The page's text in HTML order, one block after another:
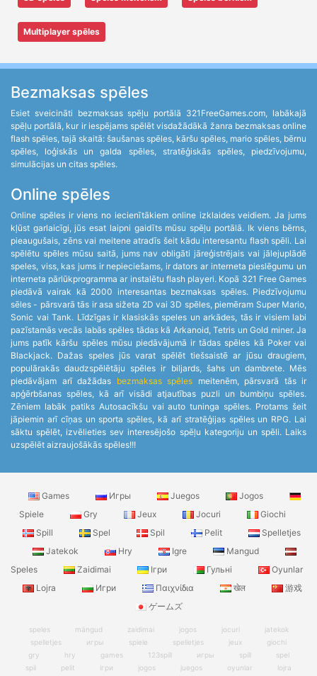
Multiplayer spēles
Bezmaksas spēles
Esiet sveicināti bezmaksas spēļu portālā 321FreeGames.com, labākajā
spēļu portālā, kur ir iespējams spēlēt visdažādākā žanra bezmaksas online
flash spēles, tajā skaitā: šaušanas spēles, kāršu spēles, mario spēles, bērnu
spēles, loģiskās un galda spēles, stratēģiskās spēles, piedzīvojumu,
simulācijas un citas spēles.
Online spēles
Online spēles ir viens no iecienītākiem online izklaides veidiem. Ja jums
kļūst garlaicīgi, jūs esat laipni gaidīts mūsu spēļu portālā. Ik viens bērns,
pieaugušais, zēns vai meitene atradīs šeit kādu interesantu flash spēli. Lai
spēlētu spēles mūsu saitā, jums nav obligāti jāreģistrējais vai jālejuplādē
speles, viss, kas jums ir nepieciešams, ir dators ar interneta pieslēgumu un
interneta pārlūkprogramma ar instalētu flash playeri. Kopā 321 Free Games
piedāvā vairak kā 2000 interesantas bezmaksas spēles. Piedzīvojumu
sēles - pārsvarā tās ir asa sižeta 2D vai 3D spēles, piemēram Super Mario,
Sonic vai Tank. Līdzīgas ir klasiskās speles un arkādes, tās ir visiem labi
pazīstamās vecās labās spēles tādas kā Arkanoid, Tetris un Gold miner. Ja
jums patīk kāršu spēles mūsu piedāvājumā ir tādas spēles kā Poker vai
Blackjack. Dažas speles jūs varat spēlēt tiešsaistē ar jūsu draugiem,
populārakās daudzspēlētāju spēles ir biljards, šahs un dambrete. Mēs
piedāvājam arī dažādas bezmaksas spēles meitenēm, pārsvarā tās ir
apģērbšanas spēles, kā arī visādi atjautības puzli un bumbiņu spēles.
Zēniem labāk patiks Autosacīkšu vai auto tuninga spēles. Protams šeit
jāpiemin arī cīņas un sporta spēles, kā arī stratēģijas spēles un RPG. Lai
sāktu spēlēt, izvēlieties sev interesējošo spēļu kategoriju un spēli. Laiks
uzspēlēt aizraujošākās spēles!!!
Games Игры Juegos
Jogos
Spiele
Gry Jeux Jocuri
Giochi
Spill
Spel Spil Pelit
Spelletjes
Jatekok
Hry Igre
Mangud
Speles
Zaidimai Ігри Гульні
Oyunlar
Lojra
Игри Παιχνίδια खेल
游戏
ゲームズ
speles mängud zaidimai jogos jocuri
jatekok
spelletjes
игры spiele spelletjes jeux
giochi
gry
hry games 123spill игры spill
spel
spil
pelit ігри jogos juegos oyunlar
lojra